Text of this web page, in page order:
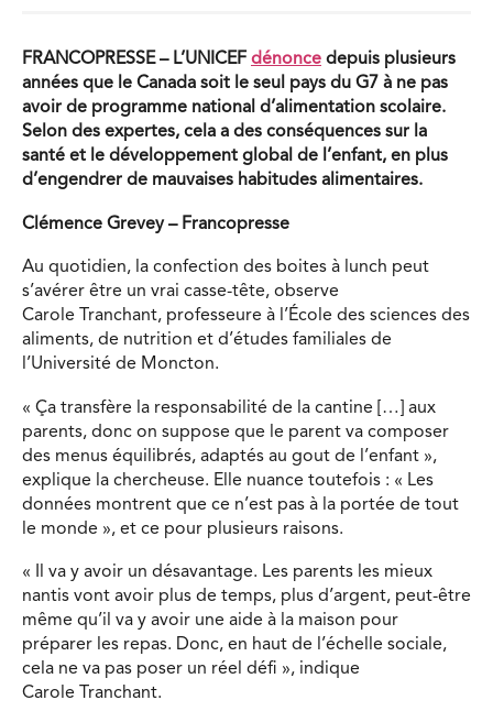
FRANCOPRESSE – L’UNICEF dénonce depuis plusieurs
années que le Canada soit le seul pays du G7 à ne pas
avoir de programme national d’alimentation scolaire.
Selon des expertes, cela a des conséquences sur la
santé et le développement global de l’enfant, en plus
d’engendrer de mauvaises habitudes alimentaires.
Clémence Grevey – Francopresse
Au quotidien, la confection des boites à lunch peut
s’avérer être un vrai casse-tête, observe
Carole Tranchant, professeure à l’École des sciences des
aliments, de nutrition et d’études familiales de
l’Université de Moncton.
« Ça transfère la responsabilité de la cantine […] aux
parents, donc on suppose que le parent va composer
des menus équilibrés, adaptés au gout de l’enfant »,
explique la chercheuse. Elle nuance toutefois : « Les
données montrent que ce n’est pas à la portée de tout
le monde », et ce pour plusieurs raisons.
« Il va y avoir un désavantage. Les parents les mieux
nantis vont avoir plus de temps, plus d’argent, peut-être
même qu’il va y avoir une aide à la maison pour
préparer les repas. Donc, en haut de l’échelle sociale,
cela ne va pas poser un réel défi », indique
Carole Tranchant.